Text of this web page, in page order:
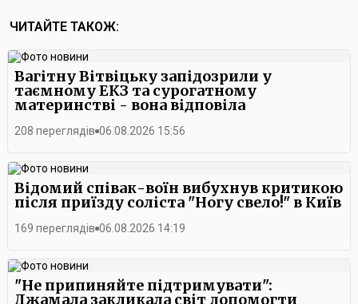
ЧИТАЙТЕ ТАКОЖ:
Вагітну Вітвіцьку запідозрили у
таємному ЕКЗ та сурогатному
материнстві - вона відповіла
208 переглядів 06.08.2026 15:56
Відомий співак-воїн вибухнув критикою
після приїзду соліста "Ногу свело!" в Київ
169 переглядів 06.08.2026 14:19
"Не припиняйте підтримувати":
Джамала закликала світ допомогти